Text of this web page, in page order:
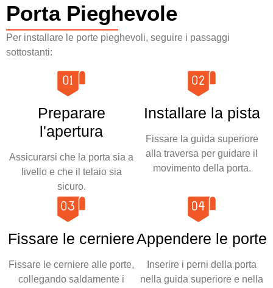
Porta Pieghevole
Per installare le porte pieghevoli, seguire i passaggi
sottostanti:
Preparare
l'apertura
Assicurarsi che la porta sia a
livello e che il telaio sia
sicuro.
Installare la pista
Fissare la guida superiore
alla traversa per guidare il
movimento della porta.
Fissare le cerniere
Fissare le cerniere alle porte,
collegando saldamente i
Appendere le porte
Inserire i perni della porta
nella guida superiore e nella